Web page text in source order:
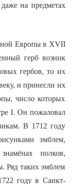
на предметах
Европы в XVII
герб возник
гербов, то их
и принесли их
число которых
I. Он пожаловал
В 1712 году
эмблем,
полков,
Ряд таких эмблем
году в Санкт-